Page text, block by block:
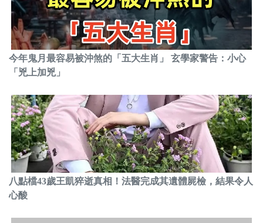
今年鬼月最容易被沖煞的「五大生肖」 玄學家警告：小心
「兇上加兇」
八點檔43歲王凱猝逝真相！法醫完成其遺體屍檢，結果令人
心酸